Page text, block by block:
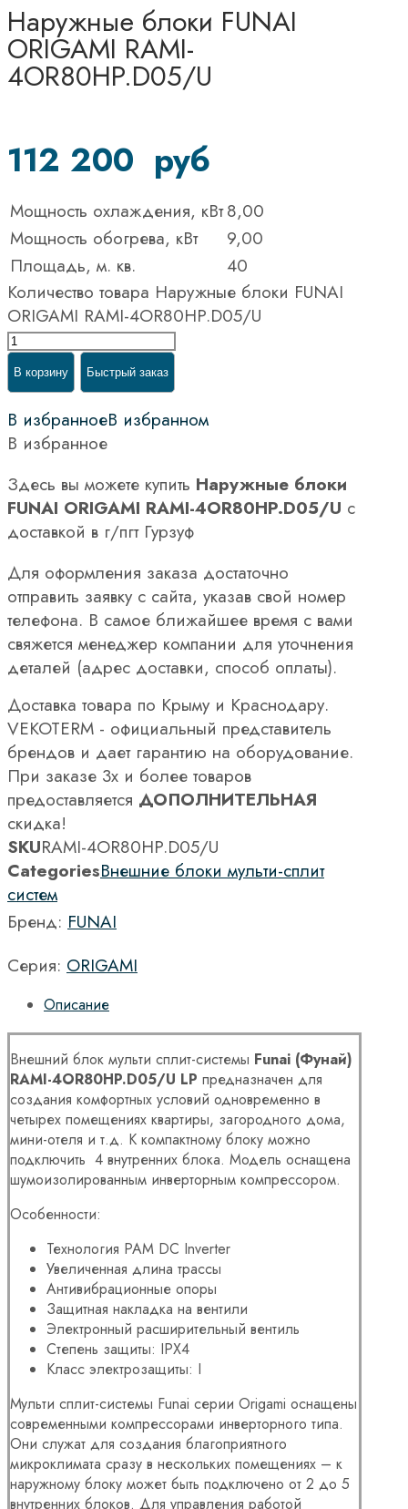
Наружные блоки FUNAI
ORIGAMI RAMI-
4OR80HP.D05/U
112 200 руб
Мощность охлаждения, кВт8,00
Мощность обогрева, кВт
9,00
Площадь, м. кв.
40
Количество товара Наружные блоки FUNAI
ORIGAMI RAMI-4OR80HP.D05/U
В корзину Быстрый заказ
В избранноеВ избранном
В избранное
Здесь вы можете купить Наружные блоки
FUNAI ORIGAMI RAMI-4OR80HP.D05/U с
доставкой в г/пгт Гурзуф
Для оформления заказа достаточно
отправить заявку с сайта, указав свой номер
телефона. В самое ближайшее время с вами
свяжется менеджер компании для уточнения
деталей (адрес доставки, способ оплаты).
Доставка товара по Крыму и Краснодару.
VEKOTERM - официальный представитель
брендов и дает гарантию на оборудование.
При заказе 3х и более товаров
предоставляется ДОПОЛНИТЕЛЬНАЯ
скидка!
SKURAMI-4OR80HP.D05/U
CategoriesВнешние блоки мульти-сплит
систем
Бренд: FUNAI
Серия: ORIGAMI
Описание
Внешний блок мульти сплит-системы Funai (Фунай)
RAMI-4OR80HP.D05/U LP предназначен для
создания комфортных условий одновременно в
четырех помещениях квартиры, загородного дома,
мини-отеля и т.д. К компактному блоку можно
подключить 4 внутренних блока. Модель оснащена
шумоизолированным инверторным компрессором.
Особенности:
Технология PAM DC Inverter
Увеличенная длина трассы
Антивибрационные опоры
Защитная накладка на вентили
Электронный расширительный вентиль
Степень защиты: IPX4
Класс электрозащиты: I
Мульти сплит-системы Funai серии Origami оснащены
современными компрессорами инверторного типа.
Они служат для создания благоприятного
микроклимата сразу в нескольких помещениях – к
наружному блоку может быть подключено от 2 до 5
внутренних блоков. Для управления работой